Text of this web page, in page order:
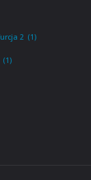
2 (1)
(1)